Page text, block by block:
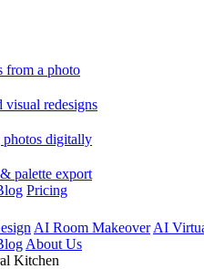
from a photo
visual redesigns
photos digitally
palette export
Pricing
AI Room Makeover AI
About Us
Kitchen